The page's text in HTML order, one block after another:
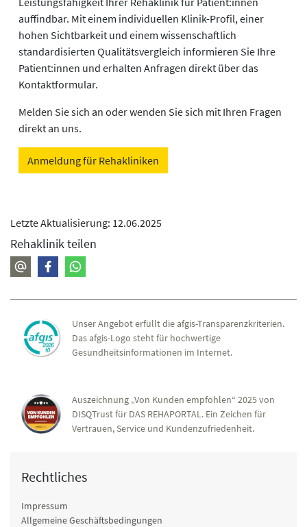
auffindbar. Mit einem individuellen Klinik-Profil, einer
hohen Sichtbarkeit und einem wissenschaftlich
standardisierten Qualitätsvergleich informieren Sie Ihre
Patient:innen und erhalten Anfragen direkt über das
Kontaktformular.
Melden Sie sich an oder wenden Sie sich mit Ihren Fragen
direkt an uns.
Anmeldung für Rehakliniken
Letzte Aktualisierung: 12.06.2025
Rehaklinik teilen
Unser Angebot erfüllt die afgis-Transparenzkriterien.
Das afgis-Logo steht für hochwertige
Gesundheitsinformationen im Internet.
Auszeichnung „Von Kunden empfohlen“ 2025 von
DISQTrust für DAS REHAPORTAL. Ein Zeichen für
Vertrauen, Service und Kundenzufriedenheit.
Rechtliches
Impressum
Allgemeine Geschäftsbedingungen